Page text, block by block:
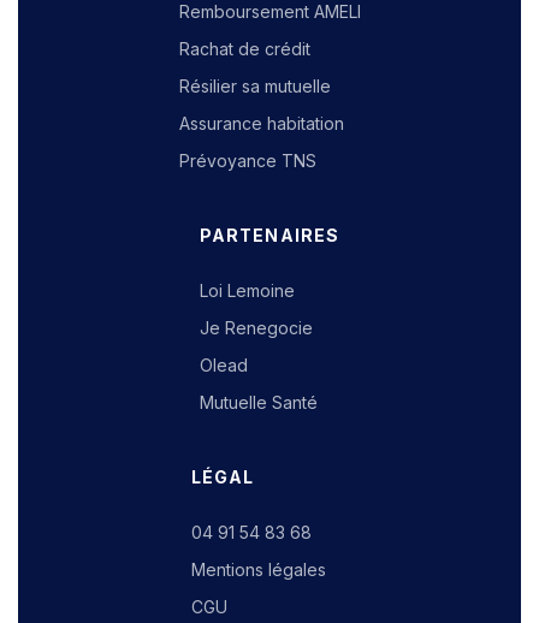
Remboursement AMELI
Rachat de crédit
Résilier sa mutuelle
Assurance habitation
Prévoyance TNS
PARTENAIRES
Loi Lemoine
Je Renegocie
Olead
Mutuelle Santé
LÉGAL
04 91 54 83 68
Mentions légales
CGU